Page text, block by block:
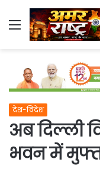
Menu
देश-विदेश
अब दिल्ली
भवन में